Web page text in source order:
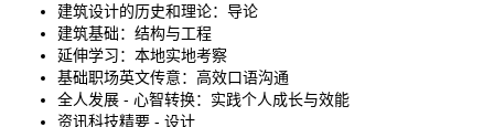
建筑设计的历史和理论：导论
建筑基础：结构与工程
延伸学习：本地实地考察
基础职场英文传意：高效口语沟通
全人发展 - 心智转换：实践个人成长与效能
资讯科技精要 - 设计